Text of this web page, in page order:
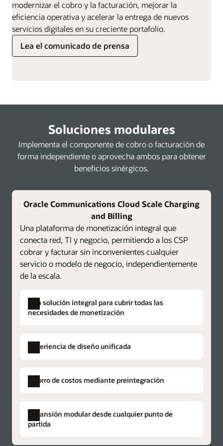
modernizar el cobro y la facturación, mejorar la
eficiencia operativa y acelerar la entrega de nuevos
servicios digitales en su creciente portafolio.
Lea el comunicado de prensa
Soluciones modulares
Implementa el componente de cobro o facturación de
forma independiente o aprovecha ambos para obtener
beneficios sinérgicos.
Oracle Communications Cloud Scale Charging
and Billing
Una plataforma de monetización integral que
conecta red, TI y negocio, permitiendo a los CSP
cobrar y facturar sin inconvenientes cualquier
servicio o modelo de negocio, independientemente
de la escala.
Una solución integral para cubrir todas las
necesidades de monetización
Carga convergente
Consolida, protege y aumenta los ingresos
Experiencia de diseño unificada
Crea planes de precios centralizados para los
componentes de facturación y cobros, y logra
menos costos.
Una única estructuración jerárquica
Ahorro de costos mediante preintegración
Disminuye los datos duplicados, el
aprovisionamiento complejo y la posibilidad
Expansión modular desde cualquier punto de
partida